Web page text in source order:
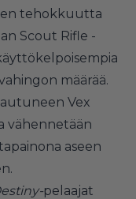
tehokkuutta
Scout Rifle -
määrää.
Vex
vähennetään
aseen
pelaajat